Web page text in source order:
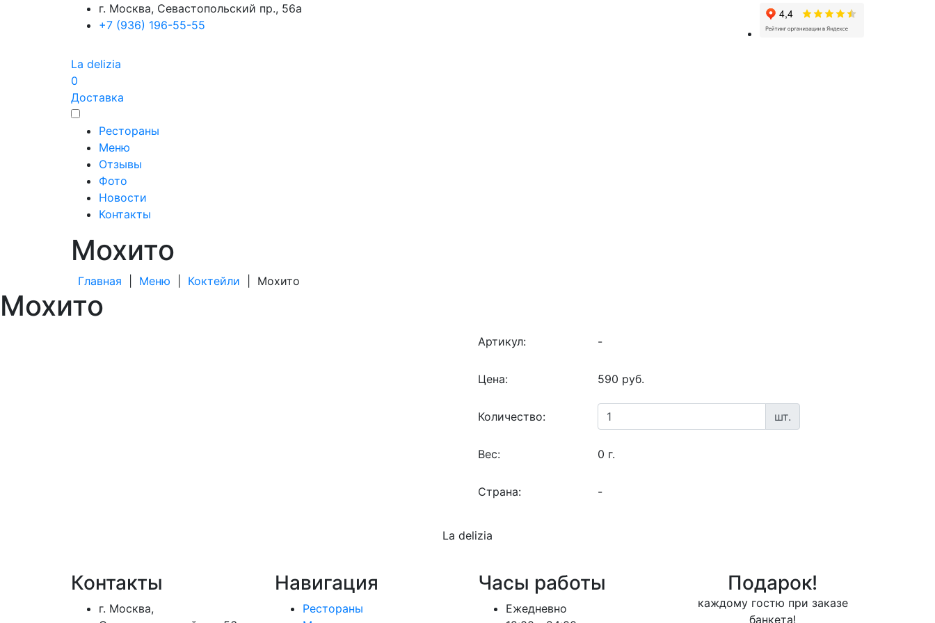
г. Москва, Севастопольский пр., 56а
+7 (936) 196-55-55
La delizia
0
Доставка
Рестораны
Меню
Отзывы
Фото
Новости
Контакты
Мохито
Главная Меню Коктейли Мохито
Мохито
Артикул: -
Цена: 590 руб.
Количество: шт.
Вес: 0 г.
Страна: -
La delizia
Контакты
г. Москва,
Навигация
Рестораны
Часы работы
Ежедневно
Подарок!
каждому гостю при заказе
банкета!